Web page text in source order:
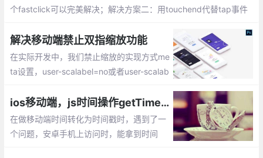
个fastclick可以完美解决；解决方案二：用touchend代替tap事件
止click事件的产生；解决方案三：延迟一定的时间(300ms+)来处
理事件...
解决移动端禁止双指缩放功能
在实际开发中，我们禁止缩放的实现方式me
ta设置，user-scalabel=no或者user-scalab
放)，在ios10以上的系统中，并不支持meta
标签，需要我们通过脚本实现
ios移动端，js时间操作getTime(),getFullYear()等返回显示NaN的解决办法及原因
在做移动端时间转化为时间戳时，遇到了一
个问题，安卓手机上访问时，能拿到时间